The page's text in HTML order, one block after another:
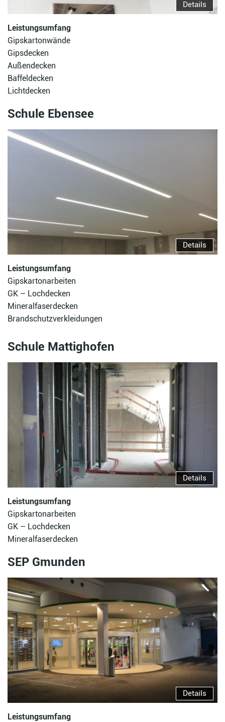
Details
Leistungsumfang
Gipskartonwände
Gipsdecken
Außendecken
Baffeldecken
Lichtdecken
Schule Ebensee
Details
Leistungsumfang
Gipskartonarbeiten
GK – Lochdecken
Mineralfaserdecken
Brandschutzverkleidungen
Schule Mattighofen
Details
Leistungsumfang
Gipskartonarbeiten
GK – Lochdecken
Mineralfaserdecken
SEP Gmunden
Details
Leistungsumfang